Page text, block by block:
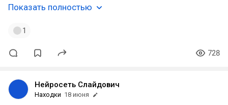
Показать полностью
1
728
Нейросеть Слайдович
Находки 18 июня